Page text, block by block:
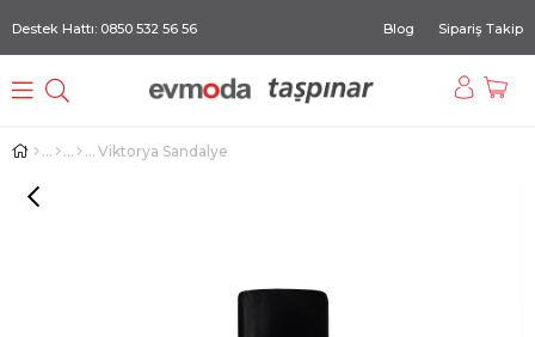
Destek Hattı: 0850 532 56 56 Blog Sipariş Takip
Viktorya Sandalye